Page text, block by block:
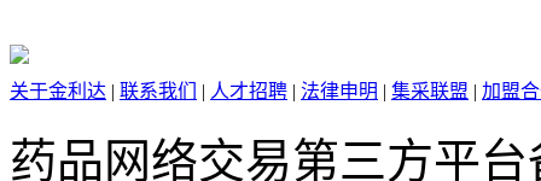
关于金利达 | 联系我们 | 人才招聘 | 法律申明 | 集采联盟 | 加盟
药品网络交易第三方平